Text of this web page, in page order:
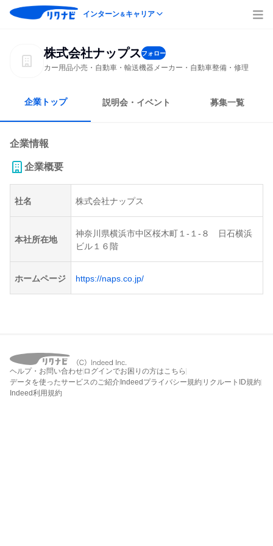
インターン＆キャリア
株式会社ナップスフォロー
カー用品小売・自動車・輸送機器メーカー・自動車整備・修理
企業トップ 説明会・イベント 募集一覧
企業情報
企業概要
社名 株式会社ナップス
本社所在地
神奈川県横浜市中区桜木町１-１-８ 日石横浜
ビル１６階
ホームページ https://naps.co.jp/
ヘルプ・お問い合わせ ログインでお困りの方はこちら
データを使ったサービスのご紹介 Indeedプライバシー規約 リクルートID規約
Indeed利用規約